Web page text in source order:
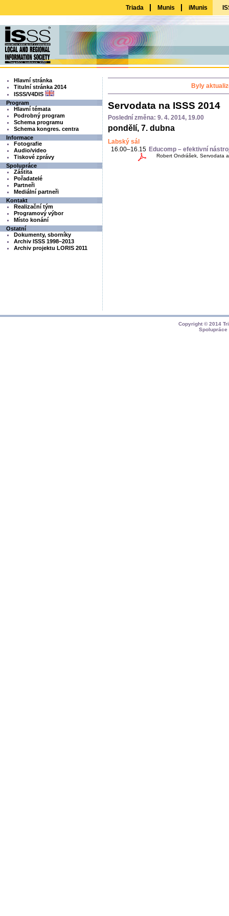
Triada Munis iMunis
Hlavní stránka
Titulní stránka 2014
ISSS/V4DIS
Program
Hlavní témata
Podrobný program
Schema programu
Schema kongres. centra
Informace
Fotografie
Audio/video
Tiskové zprávy
Spolupráce
Záštita
Pořadatelé
Partneři
Mediální partneři
Kontakt
Realizační tým
Programový výbor
Místo konání
Ostatní
Dokumenty, sborníky
Archiv ISSS 1998–2013
Archiv projektu LORIS 2011
Byly
Servodata na ISSS 2014
Poslední změna: 9. 4. 2014, 19.00
pondělí, 7. dubna
Labský sál
16.00–16.15 Educomp – efektivní
Robert Ondrášek, Servodata
Copyright © 2014